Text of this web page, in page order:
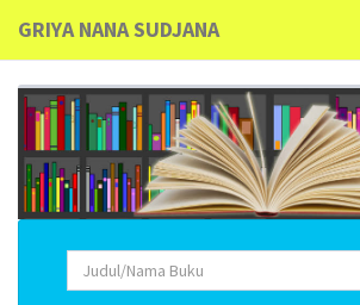
GRIYA NANA SUDJANA